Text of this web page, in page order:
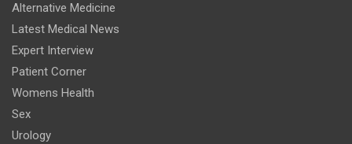
Alternative Medicine
Latest Medical News
Expert Interview
Patient Corner
Womens Health
Sex
Urology